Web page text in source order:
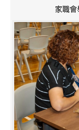
家職